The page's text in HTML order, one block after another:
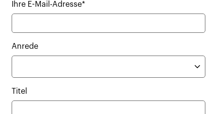
Ihre E-Mail-Adresse*
Anrede
Titel